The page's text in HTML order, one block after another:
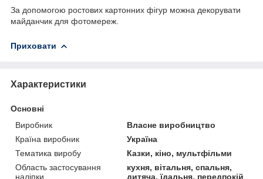
За допомогою ростових картонних фігур можна декорувати
майданчик для фотомереж.
Приховати
Характеристики
Основні
Виробник
Власне виробництво
Країна виробник
Україна
Тематика виробу
Казки, кіно, мультфільми
Область застосування
наліпки
кухня, вітальня, спальня,
дитяча, їдальня, передпокій